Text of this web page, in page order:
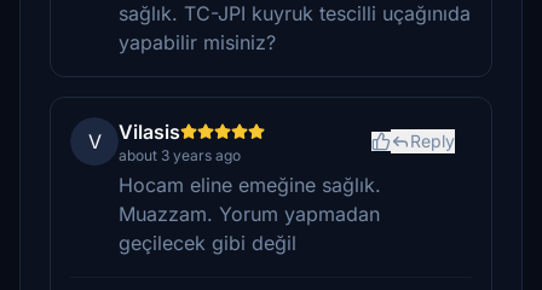
sağlık. TC-JPI kuyruk tescilli uçağınıda
yapabilir misiniz?
V Vilasis
about 3 years ago
Reply
Hocam eline emeğine sağlık.
Muazzam. Yorum yapmadan
geçilecek gibi değil